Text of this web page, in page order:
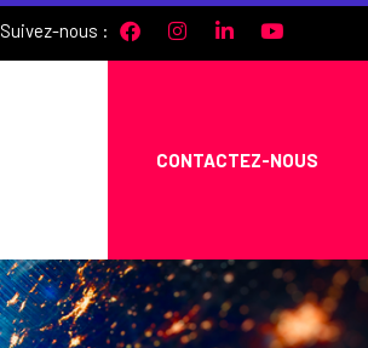
Suivez-nous :
CONTACTEZ-NOUS